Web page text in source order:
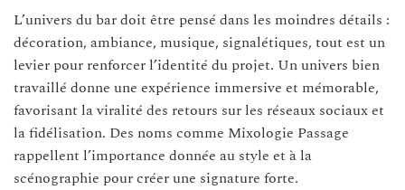
L’univers du bar doit être pensé dans les moindres détails :
décoration, ambiance, musique, signalétiques, tout est un
levier pour renforcer l’identité du projet. Un univers bien
travaillé donne une expérience immersive et mémorable,
favorisant la viralité des retours sur les réseaux sociaux et
la fidélisation. Des noms comme Mixologie Passage
rappellent l’importance donnée au style et à la
scénographie pour créer une signature forte.